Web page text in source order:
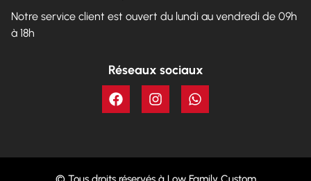
Notre service client est ouvert du lundi au vendredi de 09h
à 18h
Réseaux sociaux